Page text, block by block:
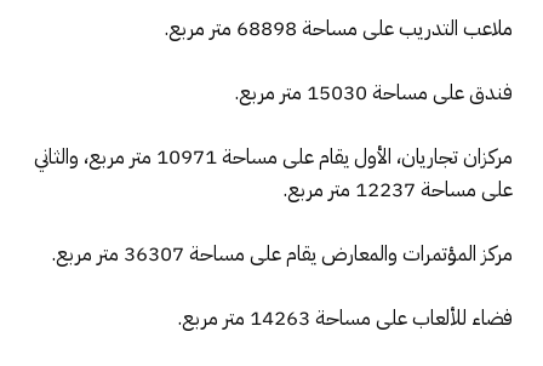
ملاعب التدريب على مساحة 68898 متر مربع.
فندق على مساحة 15030 متر مربع.
مركزان تجاريان، الأول يقام على مساحة 10971 متر مربع، والثاني
على مساحة 12237 متر مربع.
مركز المؤتمرات والمعارض يقام على مساحة 36307 متر مربع.
فضاء للألعاب على مساحة 14263 متر مربع.